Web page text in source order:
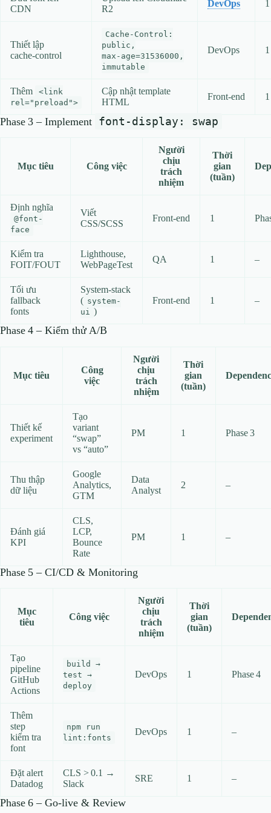
CDN
R2
DevOps 1
Thiết lập
cache‑control
Cache‑Control:
public,
max‑age=31536000,
immutable
DevOps 1
Thêm
<link
rel="preload">
Cập nhật template
HTML
Front‑end 1
Phase 3 – Implement font-display: swap
Mục tiêu Công việc
Người
chịu
trách
nhiệm
Thời
gian
(tuần)
Định nghĩa
@font-
face
Viết
CSS/SCSS
Front‑end 1
Kiểm tra
FOIT/FOUT
Lighthouse,
WebPageTest
QA 1 –
Tối ưu
fallback
fonts
System‑stack
( system-
ui )
Front‑end 1 –
Phase 4 – Kiểm thử A/B
Mục tiêu
Công
việc
Người
chịu
trách
nhiệm
Thời
gian
(tuần)
Thiết kế
experiment
Tạo
variant
“swap”
vs “auto”
PM 1 Phase 3
Thu thập
dữ liệu
Google
Analytics,
GTM
Data
Analyst
2 –
Đánh giá
KPI
CLS,
LCP,
Bounce
Rate
PM 1 –
Phase 5 – CI/CD & Monitoring
Mục
tiêu
Công việc
Người
chịu
trách
nhiệm
Thời
gian
(tuần)
Tạo
pipeline
GitHub
Actions
build →
test →
deploy
DevOps 1 Phase 4
Thêm
step
kiểm tra
font
npm run
lint:fonts
DevOps 1 –
Đặt alert
Datadog
CLS > 0.1 →
Slack
SRE 1 –
Phase 6 – Go‑live & Review